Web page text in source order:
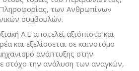
των Ανθρωπίνων
συμβουλών.
Α.Ε αποτελεί αξιόπιστο και
και εξελίσσεται σε καινοτόμο
ανάπτυξης στην
στόχο την ανάλυση των αναγκών,